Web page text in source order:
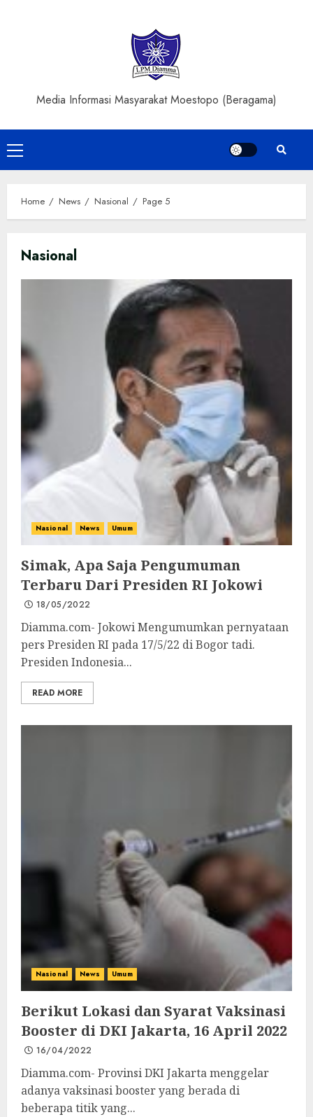
Media Informasi Masyarakat Moestopo (Beragama)
Primary
Menu
Home News Nasional Page 5
Nasional
Nasional News Umum
Simak, Apa Saja Pengumuman
Terbaru Dari Presiden RI Jokowi
18/05/2022
Diamma.com- Jokowi Mengumumkan pernyataan
pers Presiden RI pada 17/5/22 di Bogor tadi.
Presiden Indonesia...
READ MORE
Nasional News Umum
Berikut Lokasi dan Syarat Vaksinasi
Booster di DKI Jakarta, 16 April 2022
16/04/2022
Diamma.com- Provinsi DKI Jakarta menggelar
adanya vaksinasi booster yang berada di
beberapa titik yang...